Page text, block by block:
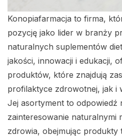
Konopiafarmacja to firma,
pozycję jako lider w branży
naturalnych suplementów
jakości, innowacji i edukacji,
produktów, które znajdują
profilaktyce zdrowotnej, jak i
Jej asortyment to odpowiedź
zainteresowanie naturalnymi
zdrowia, obejmując produkty